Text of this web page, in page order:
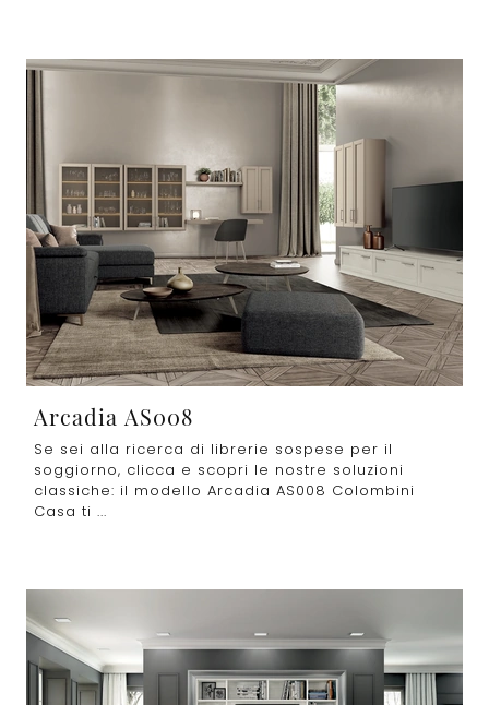
Arcadia AS008
Se sei alla ricerca di librerie sospese per il
soggiorno, clicca e scopri le nostre soluzioni
classiche: il modello Arcadia AS008 Colombini
Casa ti ...